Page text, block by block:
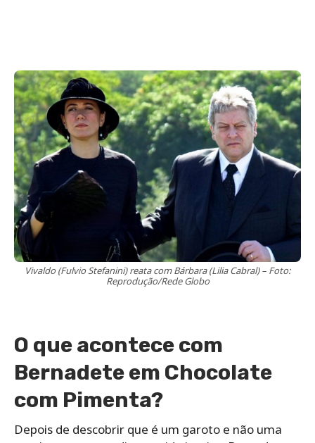
Vivaldo (Fulvio Stefanini) reata com Bárbara (Lilia Cabral) – Foto:
Reprodução/Rede Globo
O que acontece com
Bernadete em Chocolate
com Pimenta?
Depois de descobrir que é um garoto e não uma